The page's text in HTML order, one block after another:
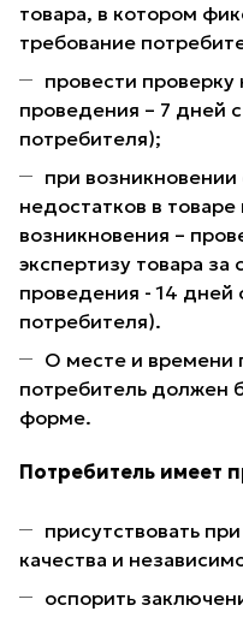
товара, в котором
требование
провести проверку
проведения – 7 дней
потребителя);
при
недостатков в товаре
возникновения –
экспертизу товара за
проведения - 14
потребителя).
О месте и времени
потребитель должен
форме.
Потребитель имеет
присутствовать
качества и
оспорить